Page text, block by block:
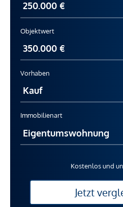
Objektwert
Vorhaben
Immobilienart
Kostenlos und
Jetzt